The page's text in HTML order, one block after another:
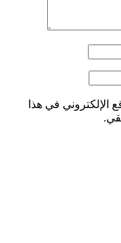
الإلكتروني في هذا